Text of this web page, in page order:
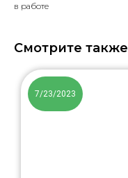
в работе
Смотрите также
7/23/2023